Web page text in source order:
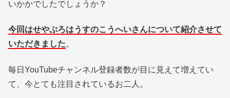
いかかでしたでしょうか？
今回はせやぷろはうすのこうへいさんについて紹介させて
いただきました。
毎日YouTubeチャンネル登録者数が目に見えて増えてい
て、今とても注目されているお二人。